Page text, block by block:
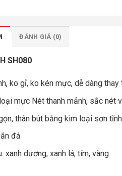
ĐÁNH GIÁ (0)
SH080
ko gỉ, ko kén mực, dễ dàng thay
mực Nét thanh mảnh, sắc nét
thân bút bằng kim loại sơn
đá
xanh dương, xanh lá, tím, vàng